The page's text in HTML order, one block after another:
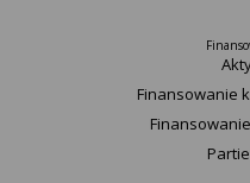
Finansowanie